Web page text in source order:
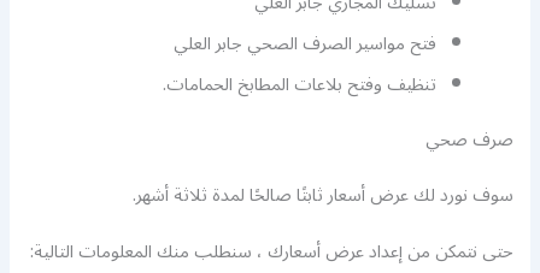
فتح مواسير الصرف الصحي جابر العلي
تنظيف وفتح بلاعات المطابخ الحمامات.
صرف صحي
سوف نورد لك عرض أسعار ثابتًا صالحًا لمدة ثلاثة أشهر.
حتى نتمكن من إعداد عرض أسعارك ، سنطلب منك المعلومات التالية: